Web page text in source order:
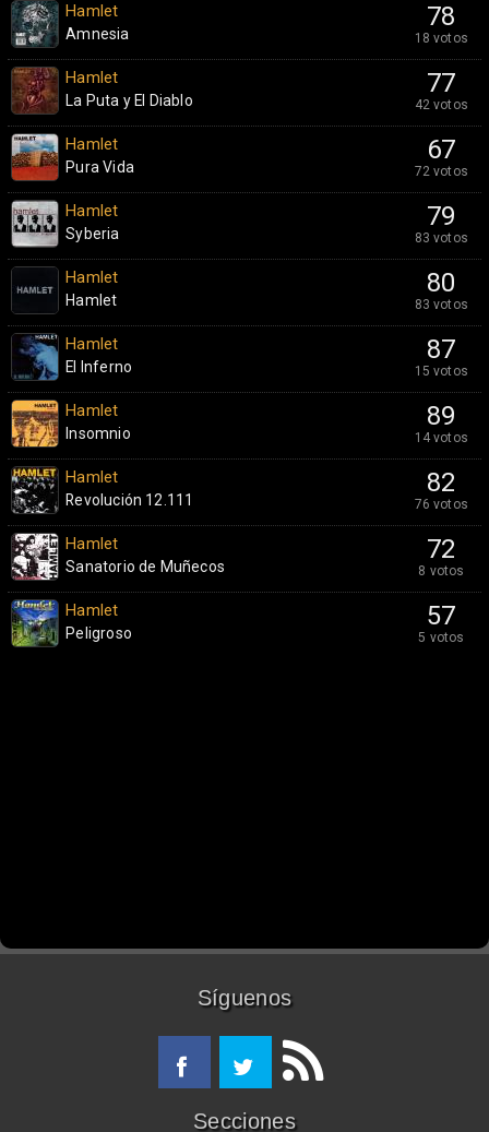
78
18 votos
Hamlet
Amnesia
77
42 votos
Hamlet
La Puta y El Diablo
67
72 votos
Hamlet
Pura Vida
79
83 votos
Hamlet
Syberia
80
83 votos
Hamlet
Hamlet
87
15 votos
Hamlet
El Inferno
89
14 votos
Hamlet
Insomnio
82
76 votos
Hamlet
Revolución 12.111
72
8 votos
Hamlet
Sanatorio de Muñecos
57
5 votos
Hamlet
Peligroso
Síguenos
Secciones